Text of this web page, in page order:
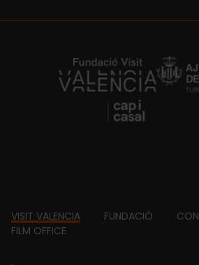
https://
Footer
VISIT VALENCIA FUNDACIÓ
FILM OFFICE